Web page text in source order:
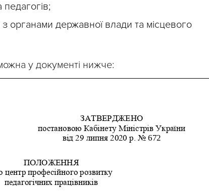
педагогів;
з органами державної влади та місцевого
у документі нижче: